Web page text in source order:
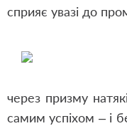
сприяє увазі до
через призму
самим успіхом – і